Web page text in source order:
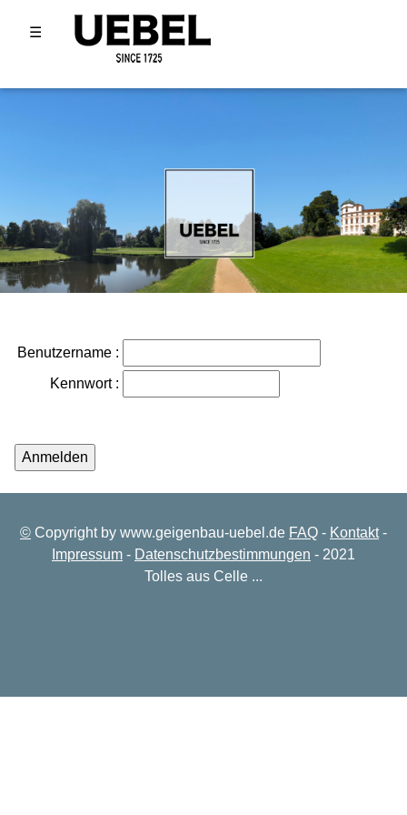
☰
Benutzername :
Kennwort :
© Copyright by www.geigenbau-uebel.de FAQ - Kontakt-
Impressum - Datenschutzbestimmungen - 2021
Tolles aus Celle ...